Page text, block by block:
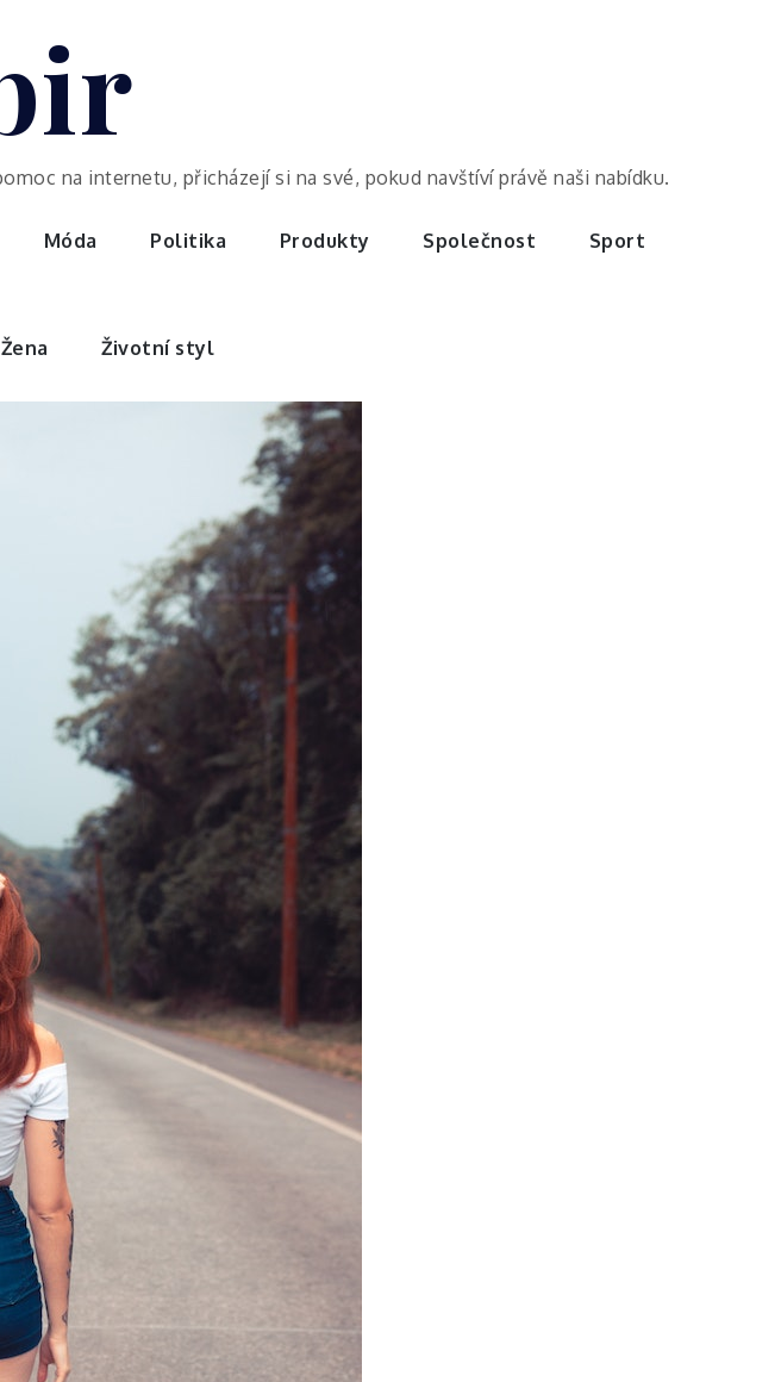
na internetu, přicházejí si na své, pokud navštíví právě naši nabídku.
Móda Politika Produkty Společnost Sport
Žena Životní styl